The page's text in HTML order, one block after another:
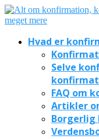
Hvad er
Selve
FAQ om
Artikler